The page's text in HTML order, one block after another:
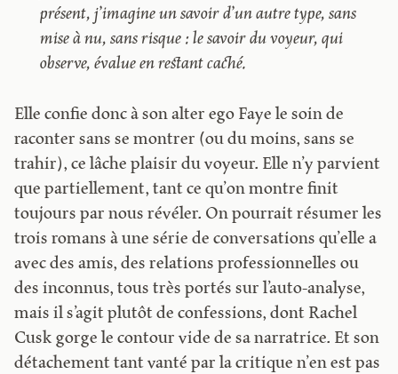
présent, j’imagine un savoir d’un autre type, sans
mise à nu, sans risque : le savoir du voyeur, qui
observe, évalue en restant caché.
Elle confie donc à son alter ego Faye le soin de
raconter sans se montrer (ou du moins, sans se
trahir), ce lâche plaisir du voyeur. Elle n’y parvient
que partiellement, tant ce qu’on montre finit
toujours par nous révéler. On pourrait résumer les
trois romans à une série de conversations qu’elle a
avec des amis, des relations professionnelles ou
des inconnus, tous très portés sur l’auto-analyse,
mais il s’agit plutôt de confessions, dont Rachel
Cusk gorge le contour vide de sa narratrice. Et son
détachement tant vanté par la critique n’en est pas